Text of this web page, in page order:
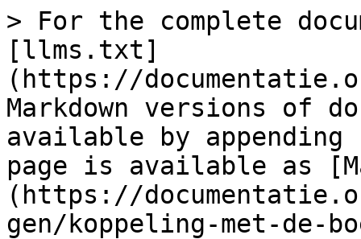
> For the complete
[llms.txt]
(https://
Markdown versions of
available by
page is available as
(https://
gen/koppeling-met-de-